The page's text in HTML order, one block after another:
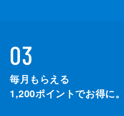
03
毎月もらえる
1,200ポイントでお得に。